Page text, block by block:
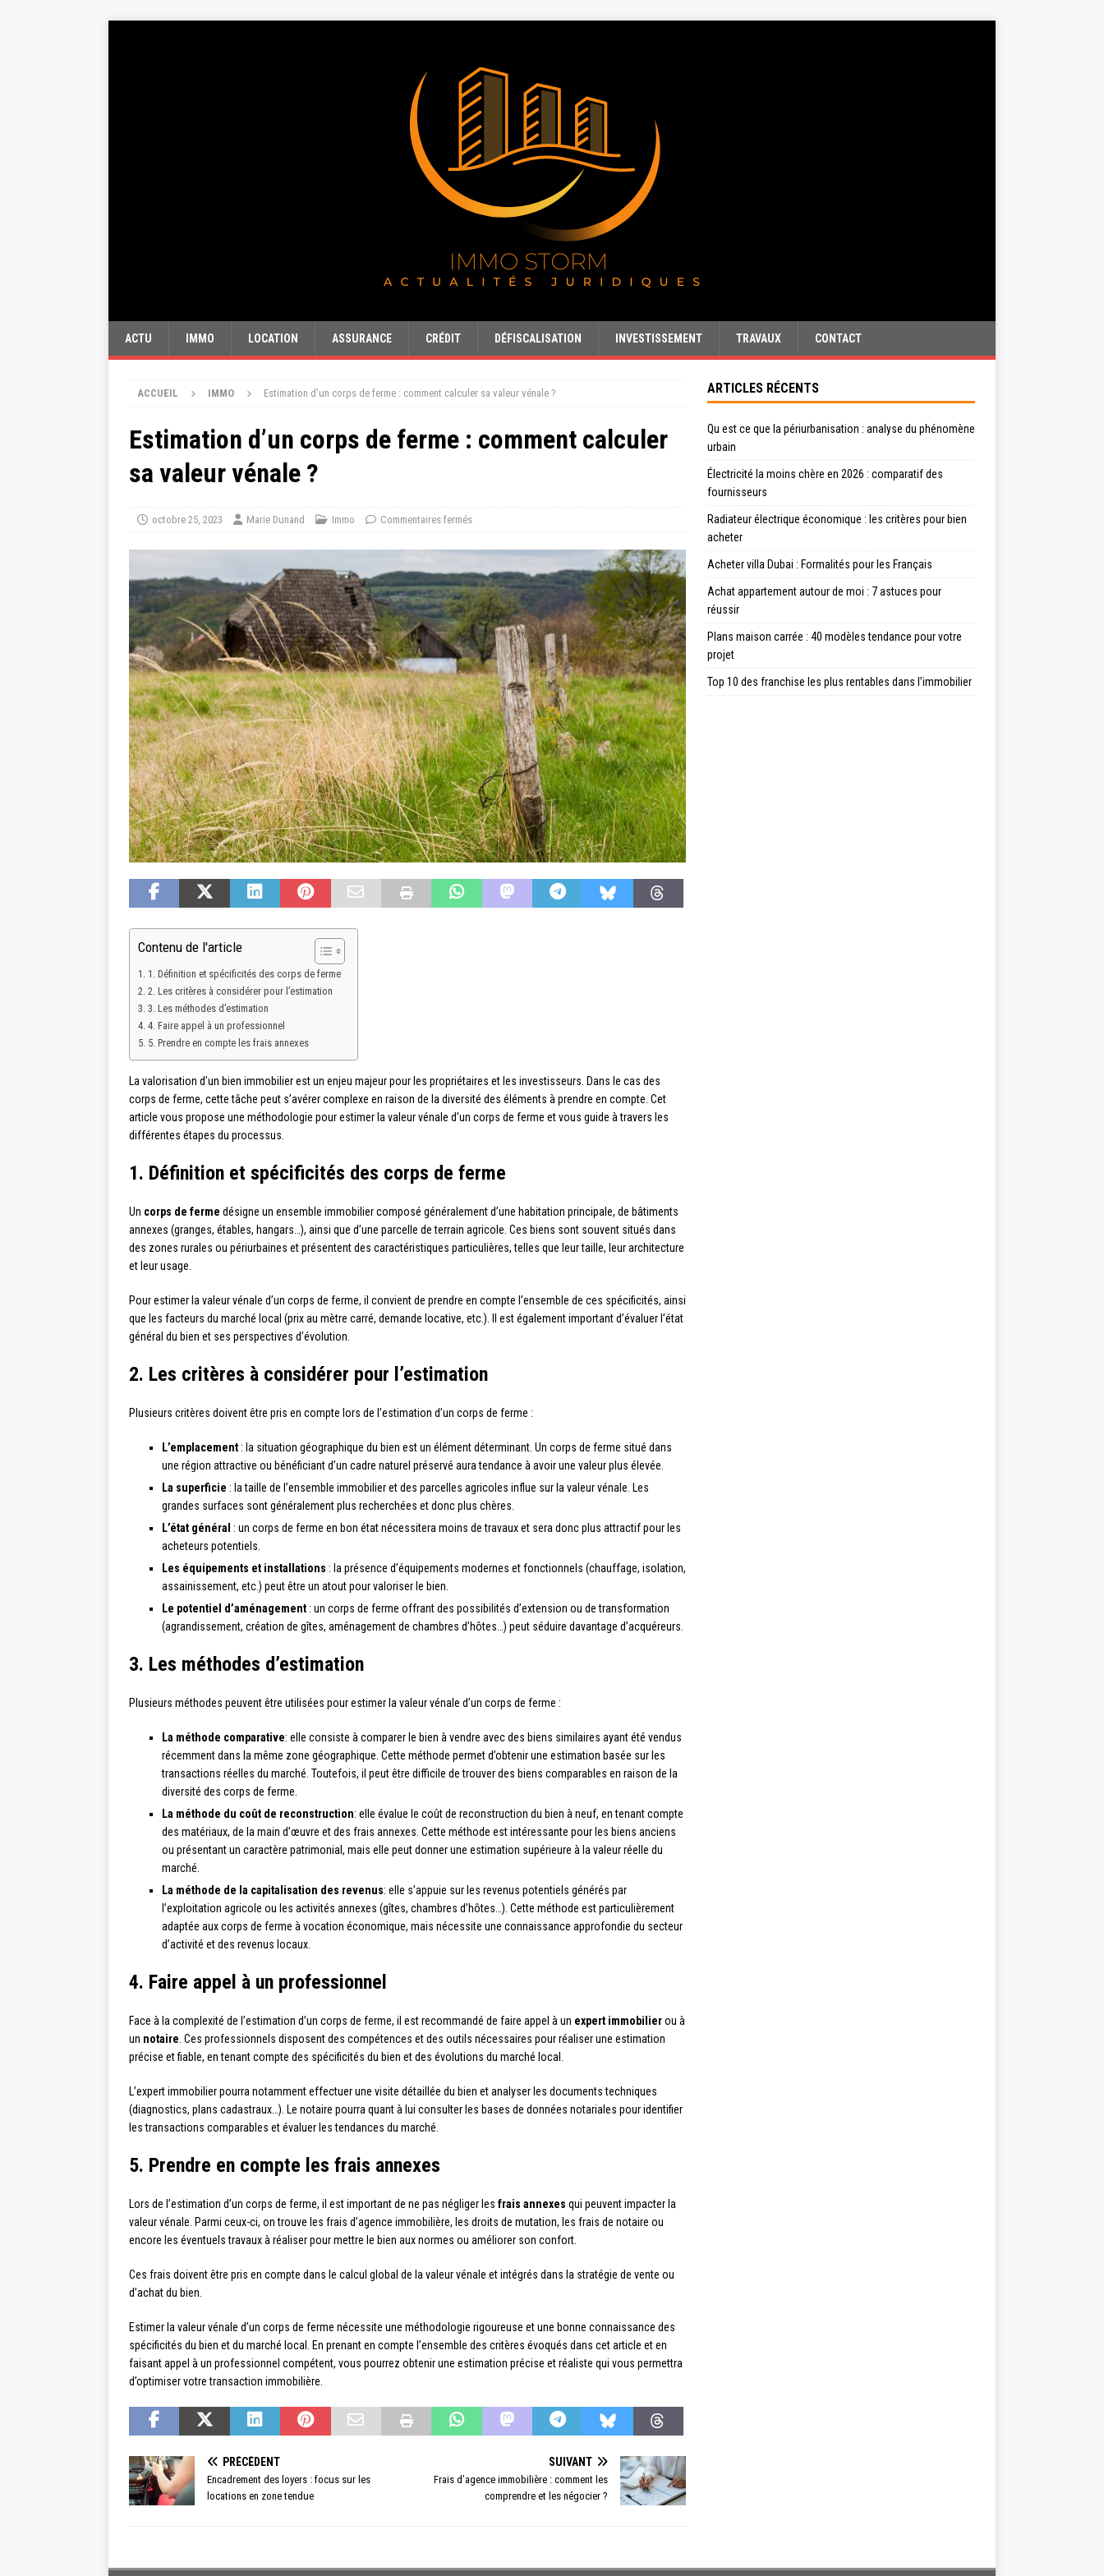
ACTU IMMO LOCATION ASSURANCE CRÉDIT DÉFISCALISATION INVESTISSEMENT TRAVAUX CONTACT
ACCUEIL IMMO Estimation d’un corps de ferme : comment calculer sa valeur vénale ?
Estimation d’un corps de ferme : comment calculer
sa valeur vénale ?
octobre 25, 2023 Marie Dunand Immo Commentaires fermés
Contenu de l'article
1. Définition et spécificités des corps de ferme
2. Les critères à considérer pour l’estimation
3. Les méthodes d’estimation
4. Faire appel à un professionnel
5. Prendre en compte les frais annexes
La valorisation d’un bien immobilier est un enjeu majeur pour les propriétaires et les investisseurs. Dans le cas des
corps de ferme, cette tâche peut s’avérer complexe en raison de la diversité des éléments à prendre en compte. Cet
article vous propose une méthodologie pour estimer la valeur vénale d’un corps de ferme et vous guide à travers les
différentes étapes du processus.
1. Définition et spécificités des corps de ferme
Un corps de ferme désigne un ensemble immobilier composé généralement d’une habitation principale, de bâtiments
annexes (granges, étables, hangars…), ainsi que d’une parcelle de terrain agricole. Ces biens sont souvent situés dans
des zones rurales ou périurbaines et présentent des caractéristiques particulières, telles que leur taille, leur architecture
et leur usage.
Pour estimer la valeur vénale d’un corps de ferme, il convient de prendre en compte l’ensemble de ces spécificités, ainsi
que les facteurs du marché local (prix au mètre carré, demande locative, etc.). Il est également important d’évaluer l’état
général du bien et ses perspectives d’évolution.
2. Les critères à considérer pour l’estimation
Plusieurs critères doivent être pris en compte lors de l’estimation d’un corps de ferme :
L’emplacement : la situation géographique du bien est un élément déterminant. Un corps de ferme situé dans
une région attractive ou bénéficiant d’un cadre naturel préservé aura tendance à avoir une valeur plus élevée.
La superficie : la taille de l’ensemble immobilier et des parcelles agricoles influe sur la valeur vénale. Les
grandes surfaces sont généralement plus recherchées et donc plus chères.
L’état général : un corps de ferme en bon état nécessitera moins de travaux et sera donc plus attractif pour les
acheteurs potentiels.
Les équipements et installations : la présence d’équipements modernes et fonctionnels (chauffage, isolation,
assainissement, etc.) peut être un atout pour valoriser le bien.
Le potentiel d’aménagement : un corps de ferme offrant des possibilités d’extension ou de transformation
(agrandissement, création de gîtes, aménagement de chambres d’hôtes…) peut séduire davantage d’acquéreurs.
3. Les méthodes d’estimation
Plusieurs méthodes peuvent être utilisées pour estimer la valeur vénale d’un corps de ferme :
La méthode comparative: elle consiste à comparer le bien à vendre avec des biens similaires ayant été vendus
récemment dans la même zone géographique. Cette méthode permet d’obtenir une estimation basée sur les
transactions réelles du marché. Toutefois, il peut être difficile de trouver des biens comparables en raison de la
diversité des corps de ferme.
La méthode du coût de reconstruction: elle évalue le coût de reconstruction du bien à neuf, en tenant compte
des matériaux, de la main d’œuvre et des frais annexes. Cette méthode est intéressante pour les biens anciens
ou présentant un caractère patrimonial, mais elle peut donner une estimation supérieure à la valeur réelle du
marché.
La méthode de la capitalisation des revenus: elle s’appuie sur les revenus potentiels générés par
l’exploitation agricole ou les activités annexes (gîtes, chambres d’hôtes…). Cette méthode est particulièrement
adaptée aux corps de ferme à vocation économique, mais nécessite une connaissance approfondie du secteur
d’activité et des revenus locaux.
4. Faire appel à un professionnel
Face à la complexité de l’estimation d’un corps de ferme, il est recommandé de faire appel à un expert immobilierou à
un notaire . Ces professionnels disposent des compétences et des outils nécessaires pour réaliser une estimation
précise et fiable, en tenant compte des spécificités du bien et des évolutions du marché local.
L’expert immobilier pourra notamment effectuer une visite détaillée du bien et analyser les documents techniques
(diagnostics, plans cadastraux…). Le notaire pourra quant à lui consulter les bases de données notariales pour identifier
les transactions comparables et évaluer les tendances du marché.
5. Prendre en compte les frais annexes
Lors de l’estimation d’un corps de ferme, il est important de ne pas négliger les frais annexes qui peuvent impacter la
valeur vénale. Parmi ceux-ci, on trouve les frais d’agence immobilière, les droits de mutation, les frais de notaire ou
encore les éventuels travaux à réaliser pour mettre le bien aux normes ou améliorer son confort.
Ces frais doivent être pris en compte dans le calcul global de la valeur vénale et intégrés dans la stratégie de vente ou
d’achat du bien.
Estimer la valeur vénale d’un corps de ferme nécessite une méthodologie rigoureuse et une bonne connaissance des
spécificités du bien et du marché local. En prenant en compte l’ensemble des critères évoqués dans cet article et en
faisant appel à un professionnel compétent, vous pourrez obtenir une estimation précise et réaliste qui vous permettra
d’optimiser votre transaction immobilière.
PRÉCÉDENT
Encadrement des loyers : focus sur les
locations en zone tendue
SUIVANT
Frais d’agence immobilière : comment les
comprendre et les négocier ?
ARTICLES RÉCENTS
Qu est ce que la périurbanisation : analyse du phénomène
urbain
Électricité la moins chère en 2026 : comparatif des
fournisseurs
Radiateur électrique économique : les critères pour bien
acheter
Acheter villa Dubai : Formalités pour les Français
Achat appartement autour de moi : 7 astuces pour
réussir
Plans maison carrée : 40 modèles tendance pour votre
projet
Top 10 des franchise les plus rentables dans l’immobilier